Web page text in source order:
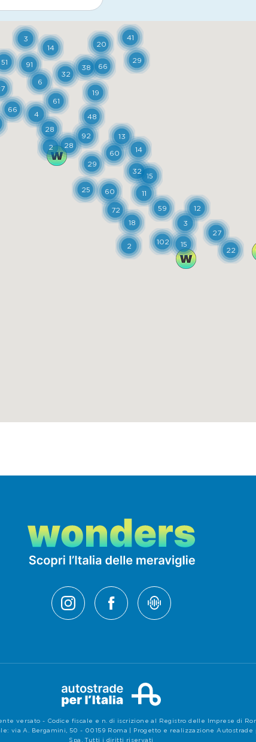
versato - Codice fiscale e n. di iscrizione al Registro delle Imprese di
via A. Bergamini, 50 - 00159 Roma | Progetto e realizzazione
Spa, Tutti i diritti riservati